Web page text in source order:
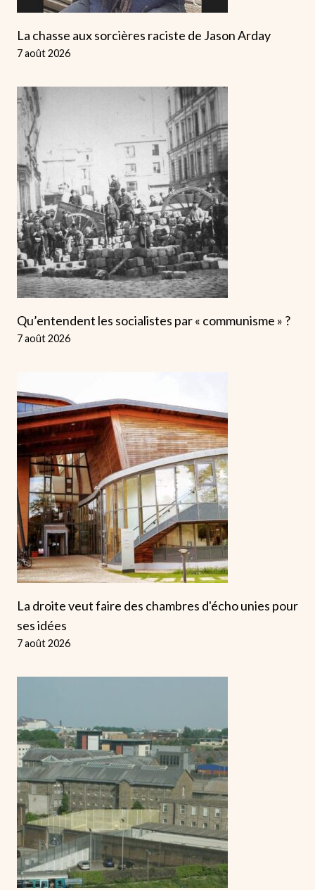
La chasse aux sorcières raciste de Jason Arday
7 août 2026
Qu’entendent les socialistes par « communisme » ?
7 août 2026
La droite veut faire des chambres d'écho unies pour
ses idées
7 août 2026